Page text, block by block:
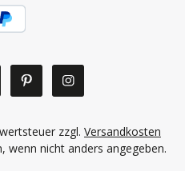
zzgl. Versandkosten
wenn nicht anders angegeben.